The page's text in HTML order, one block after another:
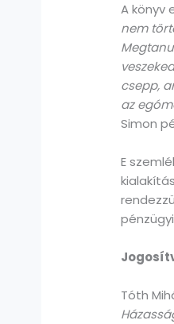
A könyv
nem
csepp,
az
Simon
E
Tóth